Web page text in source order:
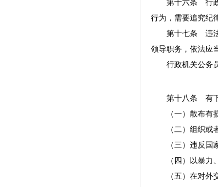
第十六条 行政机
行为，需要追究纪
第十七条 违法违
领导职务，依法应
行政机关公务员
第十八条 有下列
（一）散布有损
（二）组织或者
（三）违反国家
（四）以暴力、
（五）在对外交